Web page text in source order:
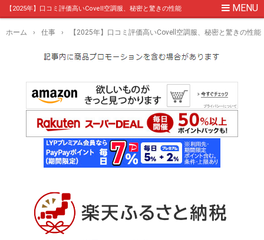
【2025年】口コミ評価高いCovell空調服、秘密と驚きの性能
ホーム › 仕事 › 【2025年】口コミ評価高いCovell空調服、秘密と驚きの性能